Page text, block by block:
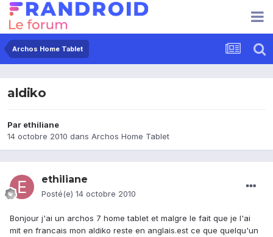
Archos Home Tablet
aldiko
Par ethiliane
14 octobre 2010 dans Archos Home Tablet
ethiliane
Posté(e) 14 octobre 2010
Bonjour j'ai un archos 7 home tablet et malgre le fait que je l'ai
mit en francais mon aldiko reste en anglais.est ce que quelqu'un